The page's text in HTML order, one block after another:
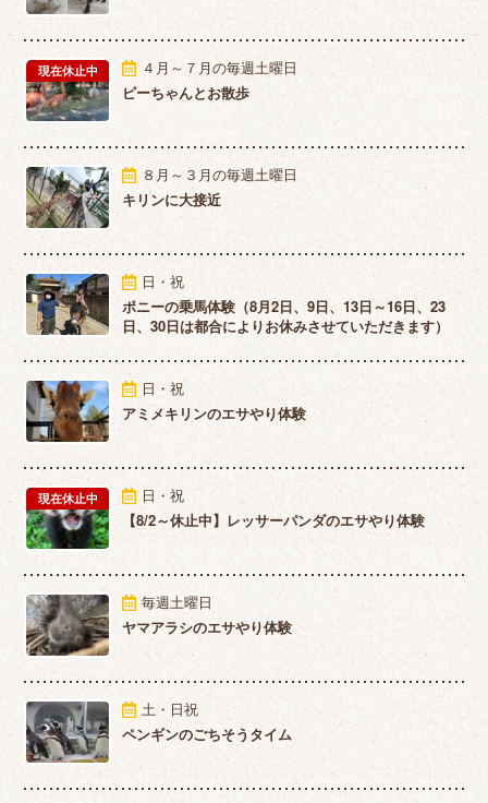
現在休止中
４月～７月の毎週土曜日
ピーちゃんとお散歩
８月～３月の毎週土曜日
キリンに大接近
日・祝
ポニーの乗馬体験（8月2日、9日、13日～16日、23
日、30日は都合によりお休みさせていただきます）
日・祝
アミメキリンのエサやり体験
現在休止中
日・祝
【8/2～休止中】レッサーパンダのエサやり体験
毎週土曜日
ヤマアラシのエサやり体験
土・日祝
ペンギンのごちそうタイム